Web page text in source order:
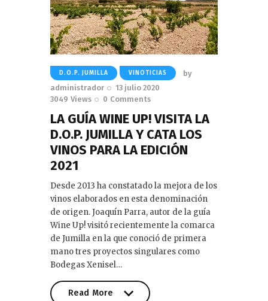
D.O.P. JUMILLA VINOTICIAS
by
administrador
13 julio 2020
3049 Views 0 Comments
LA GUÍA WINE UP! VISITA LA
D.O.P. JUMILLA Y CATA LOS
VINOS PARA LA EDICIÓN
2021
Desde 2013 ha constatado la mejora de los
vinos elaborados en esta denominación
de origen. Joaquín Parra, autor de la guía
Wine Up! visitó recientemente la comarca
de Jumilla en la que conoció de primera
mano tres proyectos singulares como
Bodegas Xenisel…
Read More